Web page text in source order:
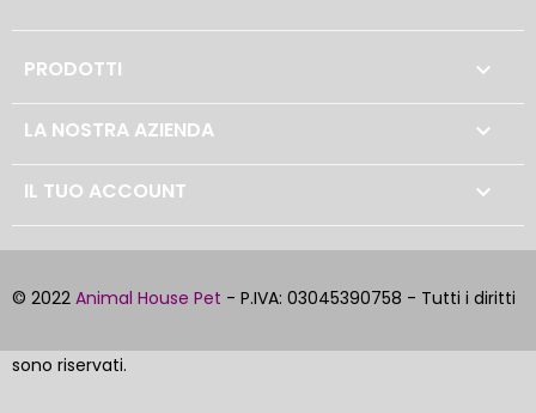
PRODOTTI 
LA NOSTRA AZIENDA 
IL TUO ACCOUNT 
© 2022 Animal House Pet - P.IVA: 03045390758 - Tutti i diritti
sono riservati.